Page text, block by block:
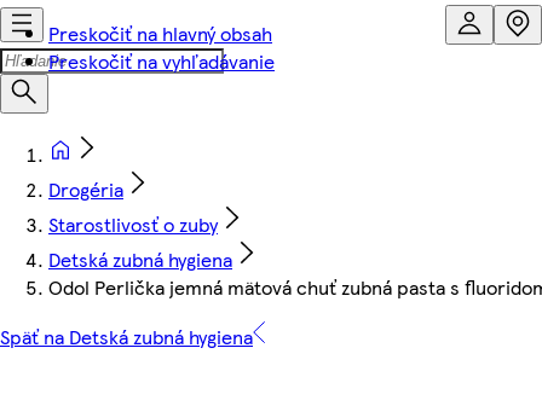
Preskočiť na hlavný obsah
Preskočiť na vyhľadávanie
Drogéria
Starostlivosť o zuby
Detská zubná hygiena
Odol Perlička jemná mätová chuť zubná pasta s
Späť na Detská zubná hygiena